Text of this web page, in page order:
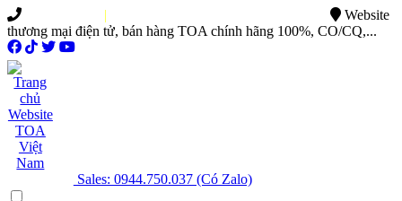
|
Website
thương mại điện tử, bán hàng TOA chính hãng 100%, CO/CQ,...
Sales: 0944.750.037 (Có Zalo)